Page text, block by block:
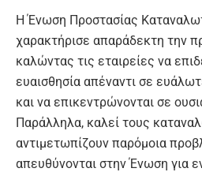
Η Ένωση Προστασίας
χαρακτήρισε απαράδεκτη την
καλώντας τις εταιρείες να
ευαισθησία απέναντι σε
και να επικεντρώνονται σε
Παράλληλα, καλεί τους
αντιμετωπίζουν παρόμοια
απευθύνονται στην Ένωση για